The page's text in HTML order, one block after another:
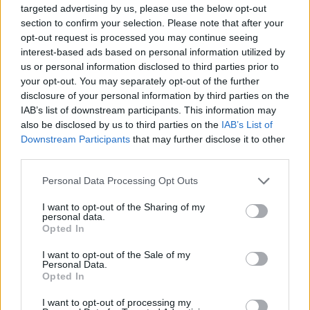
targeted advertising by us, please use the below opt-out
section to confirm your selection. Please note that after your
opt-out request is processed you may continue seeing
interest-based ads based on personal information utilized by
us or personal information disclosed to third parties prior to
your opt-out. You may separately opt-out of the further
disclosure of your personal information by third parties on the
IAB’s list of downstream participants. This information may
also be disclosed by us to third parties on the IAB’s List of
Downstream Participants that may further disclose it to other
Please note that this website/app uses one or more Google
not limited to your visit or usage behaviour. You may click to
grant or deny consent to Google and its third-party tags to
use your data for below specified purposes in below Google
consent section.
Personal Data Processing Opt Outs
I want to opt-out of the Sharing of my
personal data.
Opted In
I want to opt-out of the Sale of my
Personal Data.
Opted In
I want to opt-out of processing my
„Ez óriási különbséget jelenthet – utalt a koncessziókra
Quartararo. – Ezekben a hónapokban a Yamahának
tesztelnie kell. Több motorblokk, több teszt, engem is
beleértve. Ugyanakkor okosnak kell lennünk, és sok
mindennel elő kell állnunk. Ez azt jelenti, hogy mindent
rendkívül gyorsan kell felépítenünk. Nem úgy, mint
korábban, amikor rendre hat hónapos késéssel
cselekedtünk. Ha nincs mit kipróbálnunk, nem fogok
tesztelni, és szerintem ezt ők is megértik. Nagy lépést
versenyzésben, ha van valami, ami működik, akkor arra
tegnap lett volna szükségünk. Nem kell három-négy
meg kell értenie. Lehet, hogy apróság, de a sok apróságból
a végén valami nagy dolog lesz. Így fogja ez
megváltoztatni a jövőbeli fejlesztéseinket.”